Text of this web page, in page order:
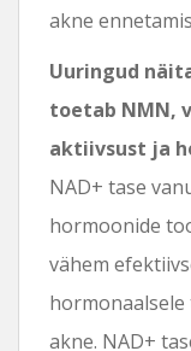
akne
Uuringud
toetab NMN,
aktiivsust ja
NAD+ tase
hormoonide
vähem
hormonaalsele
akne. NAD+